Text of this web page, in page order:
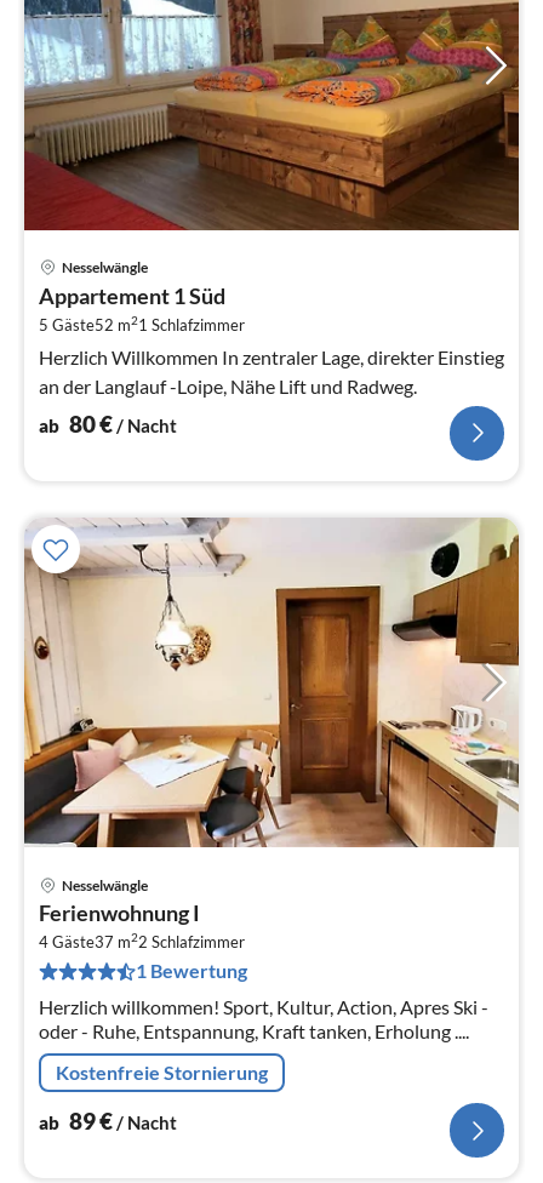
Nesselwängle
Appartement 1 Süd
5 Gäste52 m21 Schlafzimmer
Herzlich Willkommen In zentraler Lage, direkter Einstieg
an der Langlauf -Loipe, Nähe Lift und Radweg.
ab 80€/ Nacht
Nesselwängle
Ferienwohnung I
4 Gäste37 m22 Schlafzimmer
1 Bewertung
Herzlich willkommen! Sport, Kultur, Action, Apres Ski -
oder - Ruhe, Entspannung, Kraft tanken, Erholung ....
Kostenfreie Stornierung
ab 89€/ Nacht